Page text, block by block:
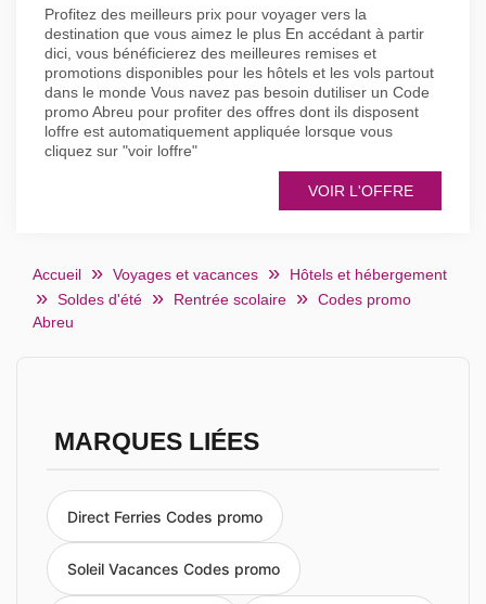
Profitez des meilleurs prix pour voyager vers la
destination que vous aimez le plus En accédant à partir
dici, vous bénéficierez des meilleures remises et
promotions disponibles pour les hôtels et les vols partout
dans le monde Vous navez pas besoin dutiliser un Code
promo Abreu pour profiter des offres dont ils disposent
loffre est automatiquement appliquée lorsque vous
cliquez sur "voir loffre"
VOIR L'OFFRE
Accueil Voyages et vacances
Hôtels et hébergement
Soldes d'été
Rentrée scolaire
Codes promo
Abreu
MARQUES LIÉES
Direct Ferries Codes promo
Soleil Vacances Codes promo